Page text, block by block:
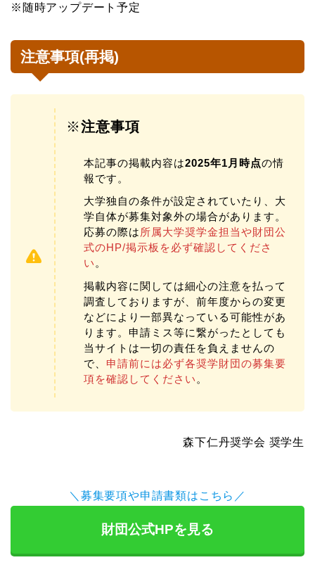
※随時アップデート予定
注意事項(再掲)
※注意事項
本記事の掲載内容は2025年1月時点の情
報です。
大学独自の条件が設定されていたり、大
学自体が募集対象外の場合があります。
応募の際は 所属大学奨学金担当や財団公
式のHP/掲示板を必ず確認してくださ
い 。
掲載内容に関しては細心の注意を払って
調査しておりますが、前年度からの変更
などにより一部異なっている可能性があ
ります。申請ミス等に繋がったとしても
当サイトは一切の責任を負えませんの
で、 申請前には必ず各奨学財団の募集要
項を確認してください 。
森下仁丹奨学会 奨学生
＼募集要項や申請書類はこちら／
財団公式HPを見る